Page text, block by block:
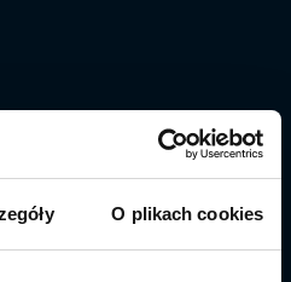
O plikach cookies